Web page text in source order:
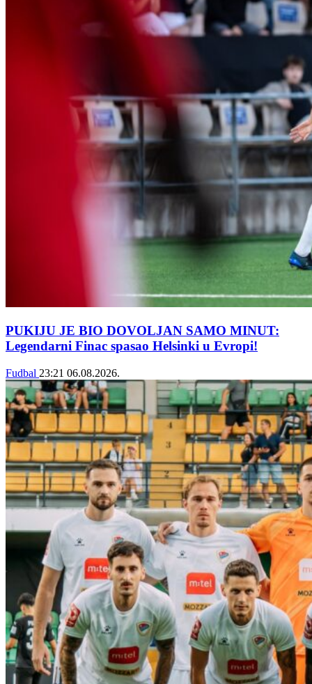
PUKIJU JE BIO DOVOLJAN SAMO MINUT:
Legendarni Finac spasao Helsinki u Evropi!
Fudbal 23:21 06.08.2026.